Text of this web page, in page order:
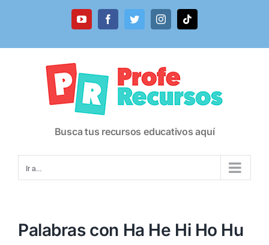
YouTubeFacebookTwitterInstagramTiktok
Busca tus recursos educativos aquí
Ir a...
Palabras con Ha He Hi Ho Hu